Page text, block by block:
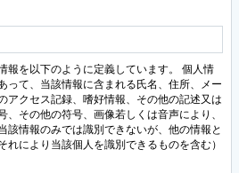
報を以下のように定義しています。 個人情
って、当該情報に含まれる氏名、住所、メー
アクセス記録、嗜好情報、その他の記述又は
、その他の符号、画像若しくは音声により、
該情報のみでは識別できないが、他の情報と
れにより当該個人を識別できるものを含む）